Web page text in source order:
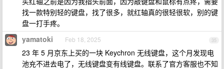
找一款特别轻的键盘，找了很多，就红轴真的很轻很软，别的键
盘一打手疼。
35
yamatoki Feb 18, 2025
23 年 5 月京东上买的一块 Keychron 无线键盘，这个月发现电
池充不进去电了，无线键盘变有线键盘。联系了官方客服也不知